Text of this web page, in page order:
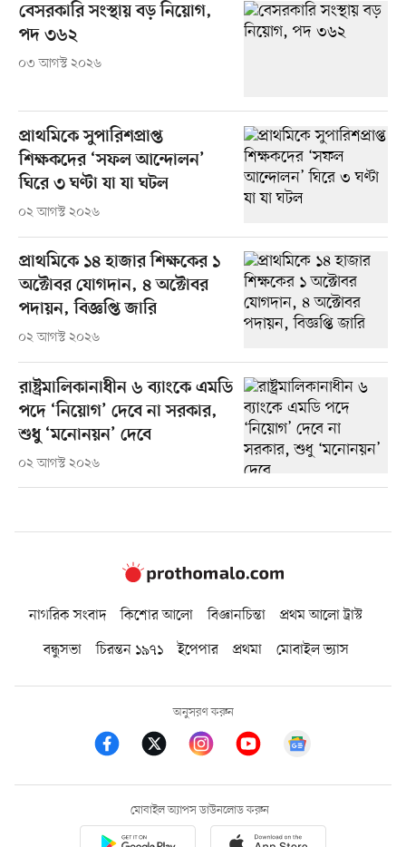
বেসরকারি সংস্থায় বড় নিয়োগ,
পদ ৩৬২
০৩ আগস্ট ২০২৬
প্রাথমিকে সুপারিশপ্রাপ্ত
শিক্ষকদের ‘সফল আন্দোলন’
ঘিরে ৩ ঘণ্টা যা যা ঘটল
০২ আগস্ট ২০২৬
প্রাথমিকে ১৪ হাজার শিক্ষকের ১
অক্টোবর যোগদান, ৪ অক্টোবর
পদায়ন, বিজ্ঞপ্তি জারি
০২ আগস্ট ২০২৬
রাষ্ট্রমালিকানাধীন ৬ ব্যাংকে এমডি
পদে ‘নিয়োগ’ দেবে না সরকার,
শুধু ‘মনোনয়ন’ দেবে
০২ আগস্ট ২০২৬
নাগরিক সংবাদ কিশোর আলো বিজ্ঞানচিন্তা
প্রথম আলো ট্রাস্ট
বন্ধুসভা
চিরন্তন ১৯৭১ ইপেপার প্রথমা মোবাইল ভ্যাস
অনুসরণ করুন
মোবাইল অ্যাপস ডাউনলোড করুন